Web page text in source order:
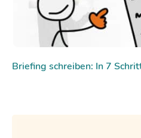
Briefing schreiben: In 7